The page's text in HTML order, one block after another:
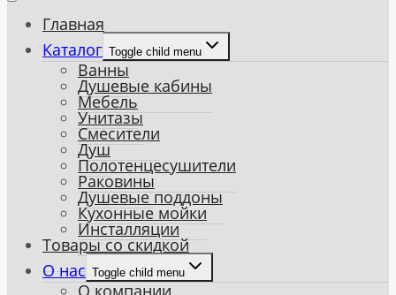
Главная
Каталог Toggle child menu
Ванны
Душевые кабины
Мебель
Унитазы
Смесители
Душ
Полотенцесушители
Раковины
Душевые поддоны
Кухонные мойки
Инсталляции
Товары со скидкой
О нас Toggle child menu
О компании